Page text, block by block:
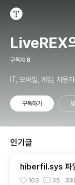
LiveREX
구독자 8
IT, 모바일, 게임, 자동
구독하기
인기글
hiberfil.sys 파일
103 35 조회